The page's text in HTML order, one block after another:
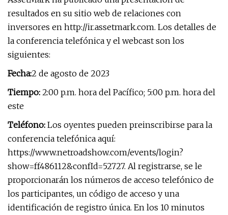
resultados en su sitio web de relaciones con
inversores en http://ir.assetmark.com. Los detalles de
la conferencia telefónica y el webcast son los
siguientes:
Fecha:2 de agosto de 2023
Tiempo: 2:00 p.m. hora del Pacífico; 5:00 p.m. hora del
este
Teléfono: Los oyentes pueden preinscribirse para la
conferencia telefónica aquí:
https://www.netroadshow.com/events/login?
show=ff486112&confId=52727. Al registrarse, se le
proporcionarán los números de acceso telefónico de
los participantes, un código de acceso y una
identificación de registro única. En los 10 minutos